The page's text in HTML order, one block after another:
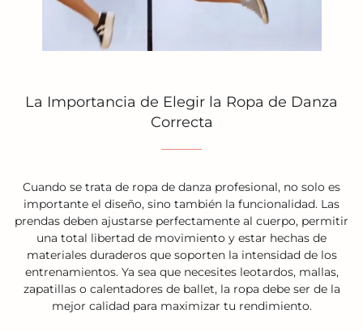
La Importancia de Elegir la Ropa de Danza
Correcta
Cuando se trata de ropa de danza profesional, no solo es
importante el diseño, sino también la funcionalidad. Las
prendas deben ajustarse perfectamente al cuerpo, permitir
una total libertad de movimiento y estar hechas de
materiales duraderos que soporten la intensidad de los
entrenamientos. Ya sea que necesites leotardos, mallas,
zapatillas o calentadores de ballet, la ropa debe ser de la
mejor calidad para maximizar tu rendimiento.